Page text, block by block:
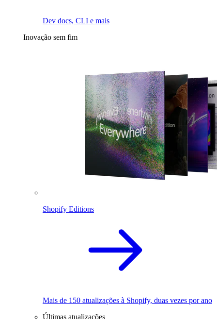
Dev docs, CLI e mais
Inovação sem fim
Shopify Editions
Mais de 150 atualizações à Shopify, duas vezes por ano
Últimas atualizações